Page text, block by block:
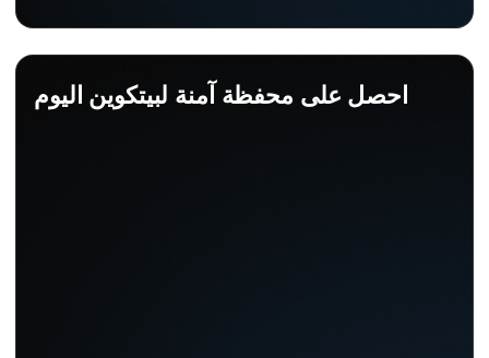
احصل على محفظة آمنة لبيتكوين اليوم